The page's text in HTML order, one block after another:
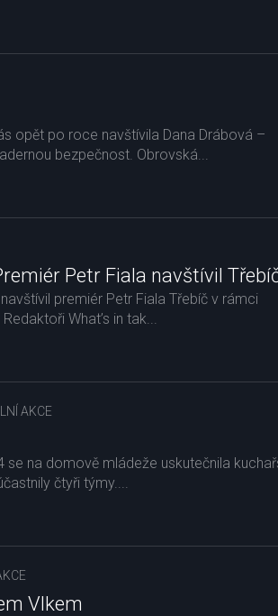
opět po roce navštívila Dana Drábová –
bezpečnost. Obrovská...
Petr Fiala navštívil
premiér Petr Fiala Třebíč v rámci
What’s in tak...
AKCE
se na domově mládeže uskutečnila
čtyři týmy....
Vlkem